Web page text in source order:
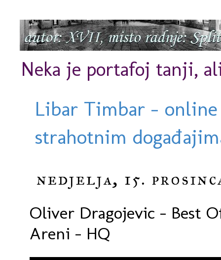
Neka je portafoj tanji,
Libar Timbar -
strahotnim
nedjelja, 15.
Oliver Dragojevic - Best
Areni - HQ